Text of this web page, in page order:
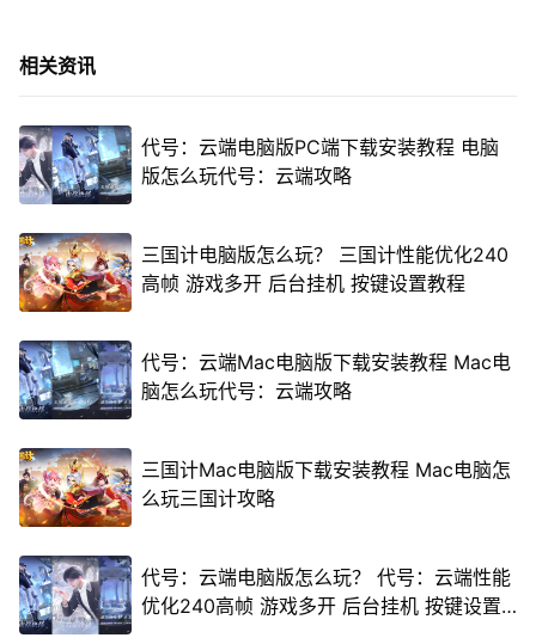
相关资讯
代号：云端电脑版PC端下载安装教程 电脑
版怎么玩代号：云端攻略
三国计电脑版怎么玩？ 三国计性能优化240
高帧 游戏多开 后台挂机 按键设置教程
代号：云端Mac电脑版下载安装教程 Mac电
脑怎么玩代号：云端攻略
三国计Mac电脑版下载安装教程 Mac电脑怎
么玩三国计攻略
代号：云端电脑版怎么玩？ 代号：云端性能
优化240高帧 游戏多开 后台挂机 按键设置